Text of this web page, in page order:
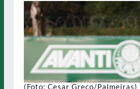
(Foto: Cesar Greco/Palmeiras)